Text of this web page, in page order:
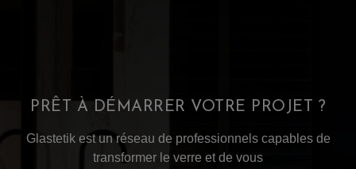
PRÊT À DÉMARRER VOTRE PROJET ?
Glastetik est un réseau de professionnels capables de
transformer le verre et de vous